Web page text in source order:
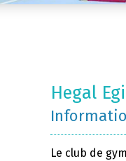
Hegal
Le club de